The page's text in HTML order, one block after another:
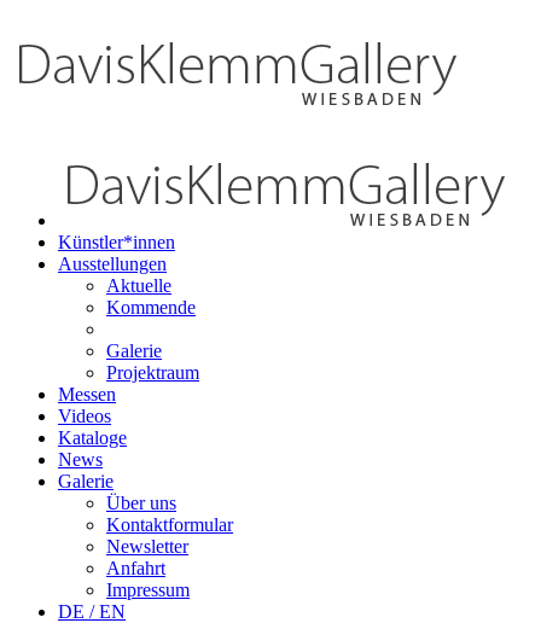
Künstler*innen
Ausstellungen
Aktuelle
Kommende
Galerie
Projektraum
Messen
Videos
Kataloge
News
Galerie
Über uns
Kontaktformular
Newsletter
Anfahrt
Impressum
DE / EN